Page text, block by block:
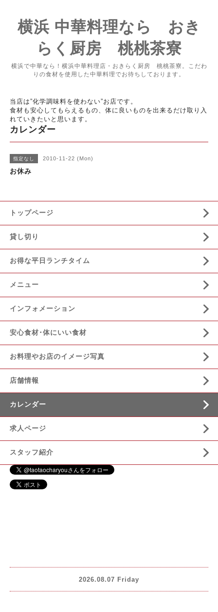
横浜 中華料理なら おき
らく厨房 桃桃茶寮
横浜で中華なら！横浜中華料理店・おきらく厨房 桃桃茶寮。こだわ
りの食材を使用した中華料理でお待ちしております。
当店は”化学調味料を使わない”お店です。
食材も安心してもらえるもの、体に良いものを出来るだけ取り入
れていきたいと思います。
カレンダー
指定なし 2010-11-22 (Mon)
お休み
トップページ
貸し切り
お得な平日ランチタイム
メニュー
インフォメーション
安心食材･体にいい食材
お料理やお店のイメージ写真
店舗情報
カレンダー
求人ページ
スタッフ紹介
2026.08.07 Friday